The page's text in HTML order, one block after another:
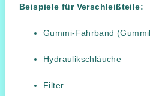
Beispiele für Verschleißteile:
Gummi-Fahrband
Hydraulikschläuche
Filter